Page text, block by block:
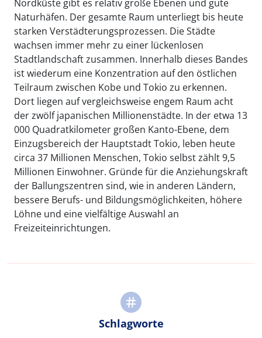
Nordküste gibt es relativ große Ebenen und gute
Naturhäfen. Der gesamte Raum unterliegt bis heute
starken Verstädterungsprozessen. Die Städte
wachsen immer mehr zu einer lückenlosen
Stadtlandschaft zusammen. Innerhalb dieses Bandes
ist wiederum eine Konzentration auf den östlichen
Teilraum zwischen Kobe und Tokio zu erkennen.
Dort liegen auf vergleichsweise engem Raum acht
der zwölf japanischen Millionenstädte. In der etwa 13
000 Quadratkilometer großen Kanto-Ebene, dem
Einzugsbereich der Hauptstadt Tokio, leben heute
circa 37 Millionen Menschen, Tokio selbst zählt 9,5
Millionen Einwohner. Gründe für die Anziehungskraft
der Ballungszentren sind, wie in anderen Ländern,
bessere Berufs- und Bildungsmöglichkeiten, höhere
Löhne und eine vielfältige Auswahl an
Freizeiteinrichtungen.
Schlagworte